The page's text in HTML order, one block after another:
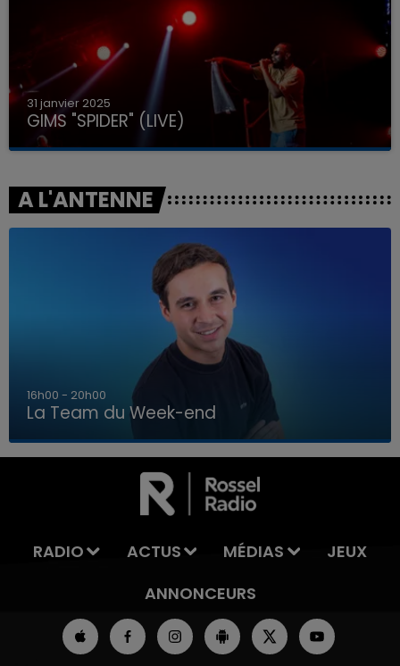
LA TEAM DU WEEK-END
31 janvier 2025
GIMS "SPIDER" (LIVE)
A L'ANTENNE
7h00 - 12h00
La Team du Week-end
RADIO ACTUS MÉDIAS
JEUX
ANNONCEURS